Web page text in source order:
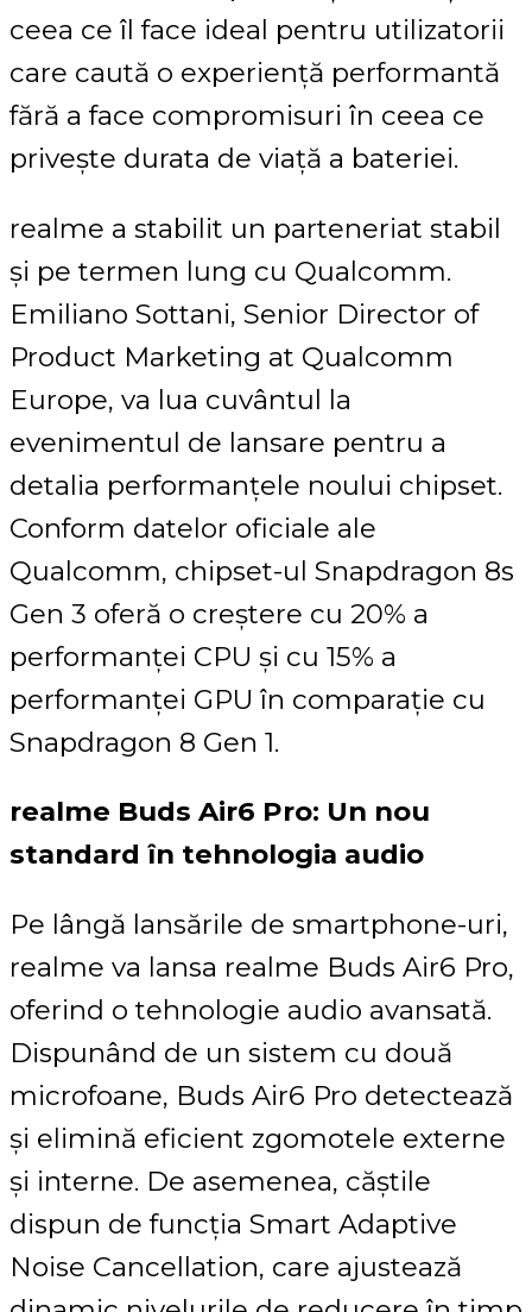
ceea ce îl face ideal pentru utilizatorii
care caută o experiență performantă
fără a face compromisuri în ceea ce
privește durata de viață a bateriei.
realme a stabilit un parteneriat stabil
și pe termen lung cu Qualcomm.
Emiliano Sottani, Senior Director of
Product Marketing at Qualcomm
Europe, va lua cuvântul la
evenimentul de lansare pentru a
detalia performanțele noului chipset.
Conform datelor oficiale ale
Qualcomm, chipset-ul Snapdragon 8s
Gen 3 oferă o creștere cu 20% a
performanței CPU și cu 15% a
performanței GPU în comparație cu
Snapdragon 8 Gen 1.
realme Buds Air6 Pro: Un nou
standard în tehnologia audio
Pe lângă lansările de smartphone-uri,
realme va lansa realme Buds Air6 Pro,
oferind o tehnologie audio avansată.
Dispunând de un sistem cu două
microfoane, Buds Air6 Pro detectează
și elimină eficient zgomotele externe
și interne. De asemenea, căștile
dispun de funcția Smart Adaptive
Noise Cancellation, care ajustează